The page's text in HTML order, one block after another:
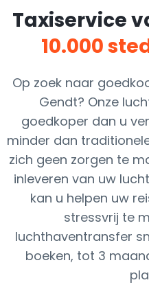
Taxiservice
10.000
Op zoek naar
Gendt? Onze
goedkoper dan u
minder dan
zich geen zorgen te
inleveren van uw
kan u helpen uw
stressvrij te
luchthaventransfer
boeken, tot 3